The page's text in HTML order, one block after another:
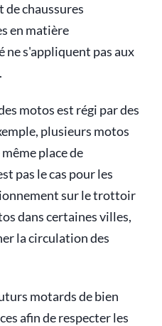
de chaussures
en matière
ne s'appliquent pas aux
motos est régi par des
plusieurs motos
place de
pas le cas pour les
sur le trottoir
dans certaines villes,
la circulation des
motards de bien
afin de respecter les